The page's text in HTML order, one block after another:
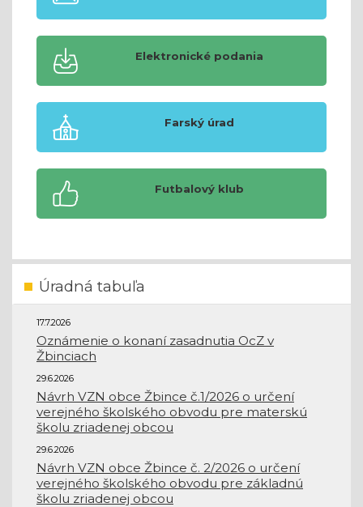
Elektronické podania
Farský úrad
Futbalový klub
Úradná tabuľa
17.7.2026
Oznámenie o konaní zasadnutia OcZ v
Žbinciach
29.6.2026
Návrh VZN obce Žbince č.1/2026 o určení
verejného školského obvodu pre materskú
školu zriadenej obcou
29.6.2026
Návrh VZN obce Žbince č. 2/2026 o určení
verejného školského obvodu pre základnú
školu zriadenej obcou